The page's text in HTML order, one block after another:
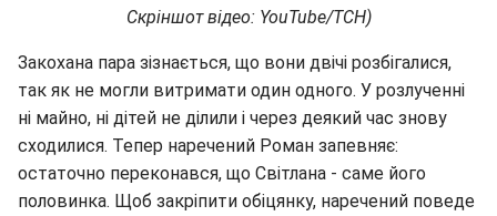
Скріншот відео: YouTube/ТСН)
Закохана пара зізнається, що вони двічі розбігалися,
так як не могли витримати один одного. У розлученні
ні майно, ні дітей не ділили і через деякий час знову
сходилися. Тепер наречений Роман запевняє:
остаточно переконався, що Світлана - саме його
половинка. Щоб закріпити обіцянку, наречений поведе